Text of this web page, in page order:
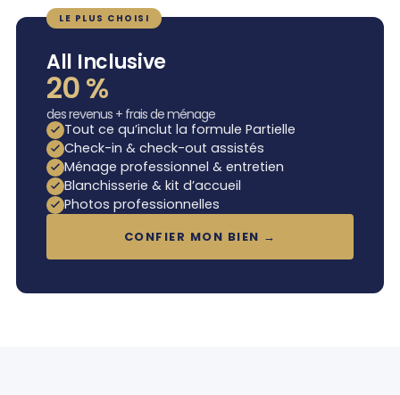
LE PLUS CHOISI
All Inclusive
20 %
des revenus + frais de ménage
Tout ce qu’inclut la formule Partielle
Check-in & check-out assistés
Ménage professionnel & entretien
Blanchisserie & kit d’accueil
Photos professionnelles
CONFIER MON BIEN →